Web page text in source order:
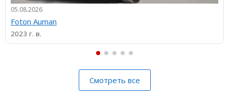
05.08.2026
Foton Auman
2023 г. в.
Смотреть все